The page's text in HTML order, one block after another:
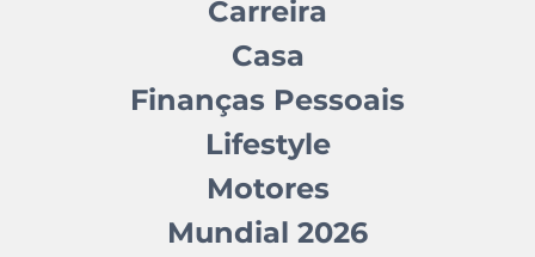
Carreira
Casa
Finanças Pessoais
Lifestyle
Motores
Mundial 2026